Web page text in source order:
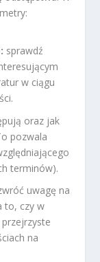
sprawdź
w ciągu
oraz jak
pozwala
terminów).
uwagę na
to, czy w
na